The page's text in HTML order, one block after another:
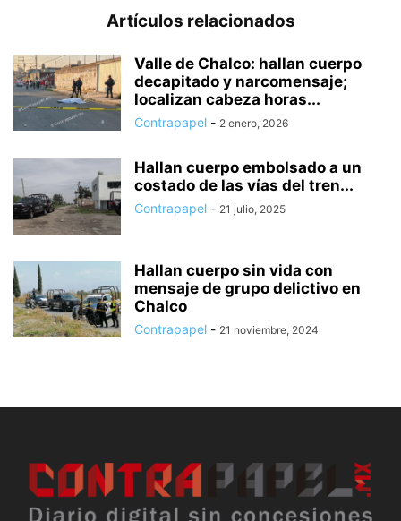
Artículos relacionados
Valle de Chalco: hallan cuerpo
decapitado y narcomensaje;
localizan cabeza horas...
Contrapapel - 2 enero, 2026
Hallan cuerpo embolsado a un
costado de las vías del tren...
Contrapapel - 21 julio, 2025
Hallan cuerpo sin vida con
mensaje de grupo delictivo en
Chalco
Contrapapel - 21 noviembre, 2024